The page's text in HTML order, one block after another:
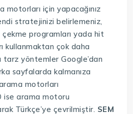
motorları için yapacağınız
stratejinizi belirlemeniz,
programları yada hit
kullanmaktan çok daha
tarz yöntemler Google’dan
sayfalarda kalmanıza
motorları
ise arama motoru
Türkçe’ye çevrilmiştir. SEM